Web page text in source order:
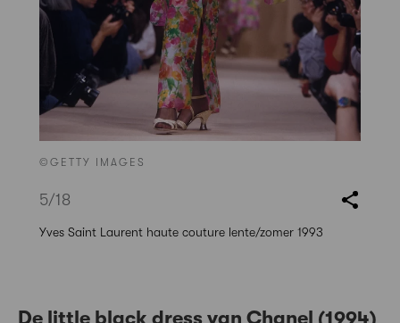
©GETTY IMAGES
5/18
Yves Saint Laurent haute couture lente/zomer 1993
De little black dress van Chanel (1994)